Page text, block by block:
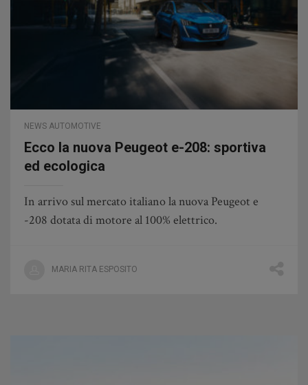
NEWS AUTOMOTIVE
Ecco la nuova Peugeot e-208: sportiva
ed ecologica
In arrivo sul mercato italiano la nuova Peugeot e
-208 dotata di motore al 100% elettrico.
MARIA RITA ESPOSITO